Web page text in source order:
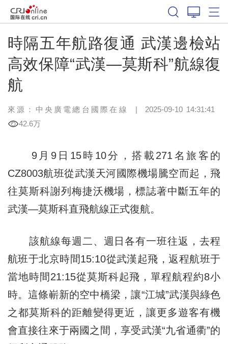
時隔五年航路復通 武漢邊檢站
高效保障“武漢—莫斯科”航線復
航
來源：中央廣電總台國際在線 | 2025-09-10 14:31:41
42.6万
9月9日15時10分，搭載271名旅客的
CZ8003航班從武漢天河國際機場騰空而起，飛
往莫斯科謝列梅捷沃機場，標誌著中斷五年的
武漢—莫斯科直飛航線正式復航。
該航線每週二、週日各有一班往返，去程
航班于北京時間15:10從武漢起飛，返程航班于
當地時間21:15從莫斯科起飛，單程航程約8小
時。這條嶄新的空中橋梁，讓“江城”武漢與綠色
之都莫斯科的距離變得更近，讓更多遊客有機
會直接往來于兩國之間，享受武漢“九省通衢”的